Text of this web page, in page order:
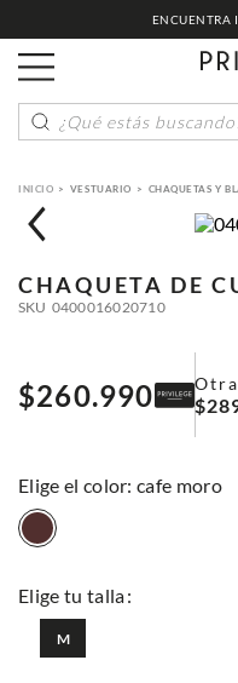
ENCUENTRA
¿Qué estás
VESTUARIO CHAQUETAS Y
CHAQUETA DE
SKU 0400016020710
$260.990 $
: cafe moro
M